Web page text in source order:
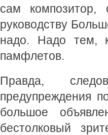
сам
руководству
надо. Надо тем,
памфлетов.
Правда,
предупреждения
большое
бестолковый